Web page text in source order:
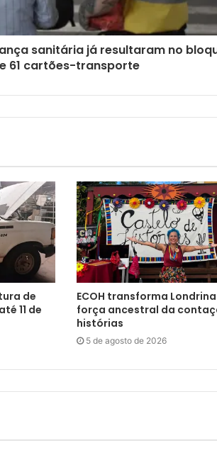
sanitária já resultaram no
61 cartões-transporte
de
11 de
ECOH transforma
força ancestral da
histórias
5 de agosto de 2026